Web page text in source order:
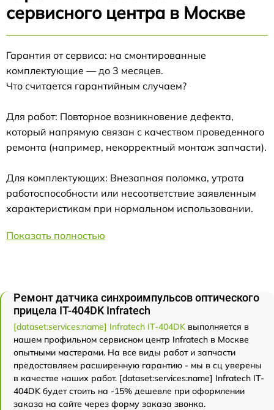
сервисного центра в Москве
Гарантия от сервиса: на смонтированные
комплектующие — до 3 месяцев.
Что считается гарантийным случаем?
Для работ: Повторное возникновение дефекта,
который напрямую связан с качеством проведенного
ремонта (например, некорректный монтаж запчасти).
Для комплектующих: Внезапная поломка, утрата
работоспособности или несоответствие заявленным
характеристикам при нормальном использовании.
Показать полностью
Ремонт датчика синхроимпульсов оптического
прицела IT-404DK Infratech
[dataset:services:name] Infratech IT-404DK выполняется в
нашем профильном сервисном центр Infratech в Москве
опытными мастерами. На все виды работ и запчасти
предоставляем расширенную гарантию - мы в сц уверены
в качестве наших работ. [dataset:services:name] Infratech IT-
404DK будет стоить на -15% дешевле при оформлении
заказа на сайте через форму заказа звонка.